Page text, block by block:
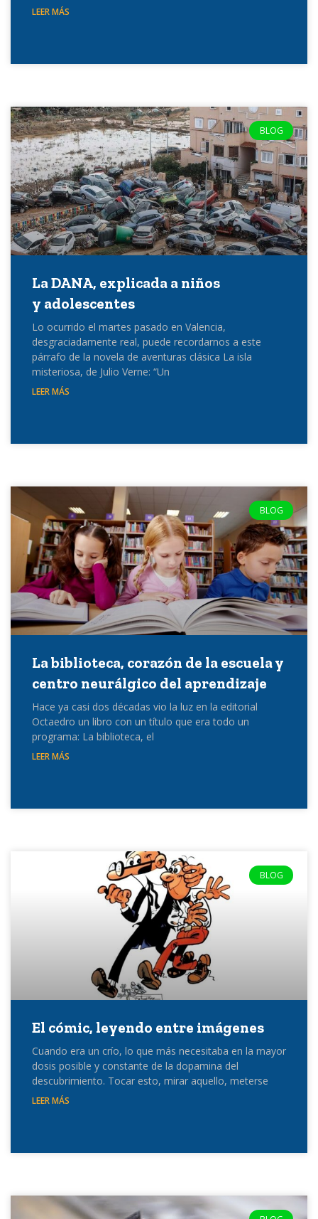
LEER MÁS
BLOG
La DANA, explicada a niños
y adolescentes
Lo ocurrido el martes pasado en Valencia,
desgraciadamente real, puede recordarnos a este
párrafo de la novela de aventuras clásica La isla
misteriosa, de Julio Verne: “Un
LEER MÁS
BLOG
La biblioteca, corazón de la escuela y
centro neurálgico del aprendizaje
Hace ya casi dos décadas vio la luz en la editorial
Octaedro un libro con un título que era todo un
programa: La biblioteca, el
LEER MÁS
BLOG
El cómic, leyendo entre imágenes
Cuando era un crío, lo que más necesitaba en la mayor
dosis posible y constante de la dopamina del
descubrimiento. Tocar esto, mirar aquello, meterse
LEER MÁS